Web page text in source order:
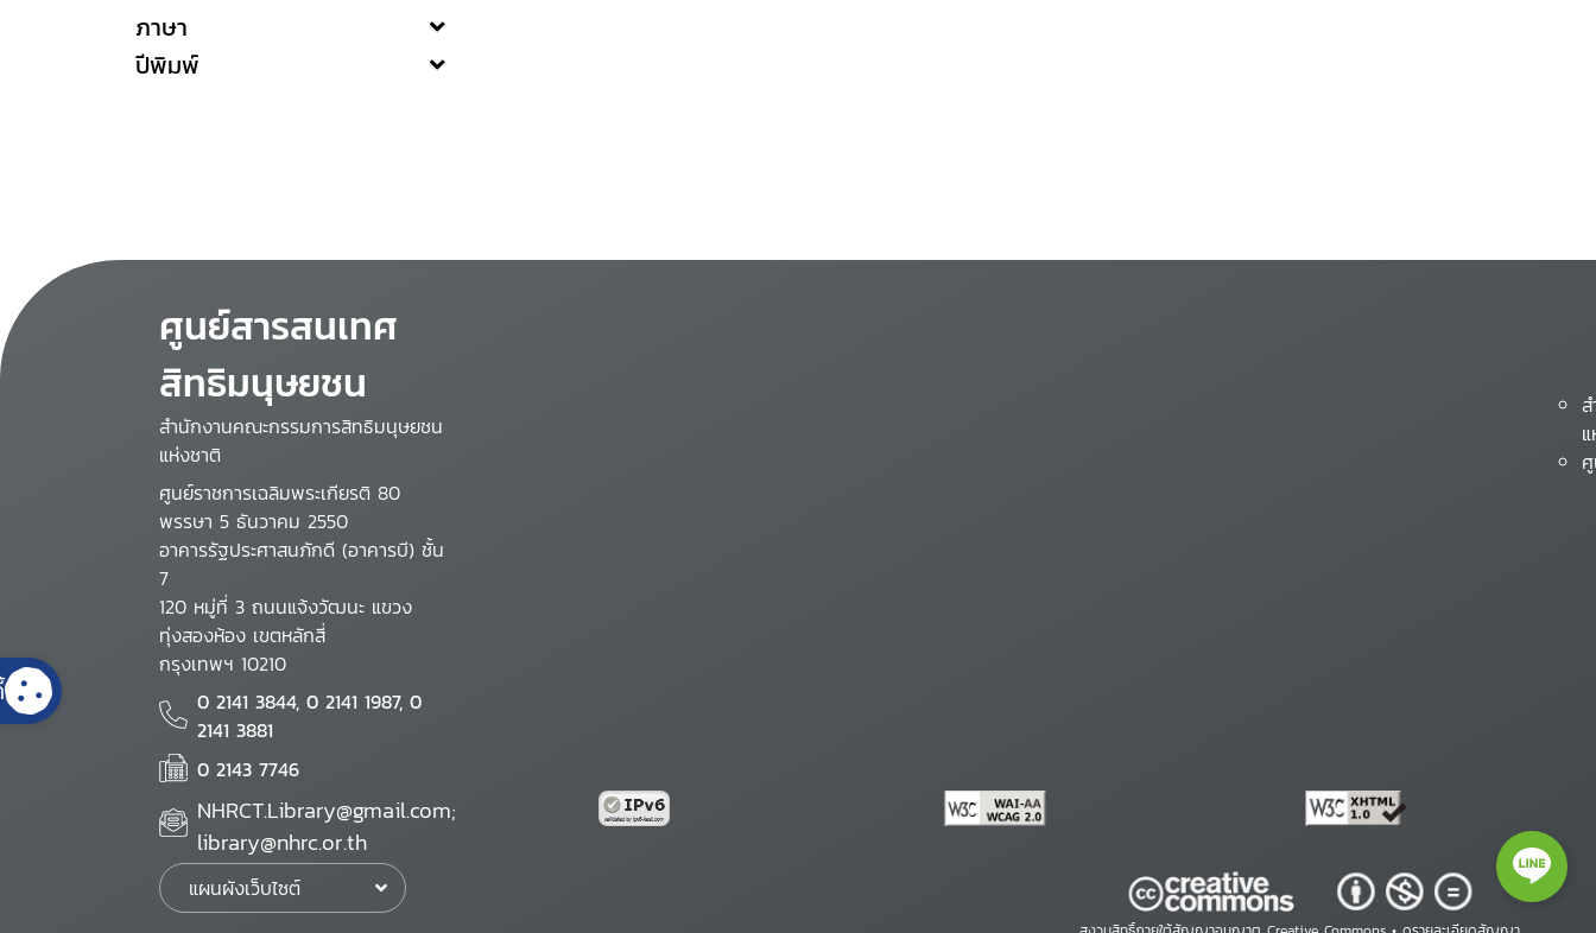
ภาษา
ปีพิมพ์
ศูนย์สารสนเทศ
สิทธิมนุษยชน
สำนักงานคณะกรรมการสิทธิมนุษยชน
แห่งชาติ
ศูนย์ราชการเฉลิมพระเกียรติ 80
พรรษา 5 ธันวาคม 2550
อาคารรัฐประศาสนภักดี (อาคารบี) ชั้น
7
120 หมู่ที่ 3 ถนนแจ้งวัฒนะ แขวง
ทุ่งสองห้อง เขตหลักสี่
กรุงเทพฯ 10210
0 2141 3844, 0 2141 1987, 0
2141 3881
0 2143 7746
NHRCT.Library@gmail.com;
library@nhrc.or.th
แผนผังเว็บไซต์